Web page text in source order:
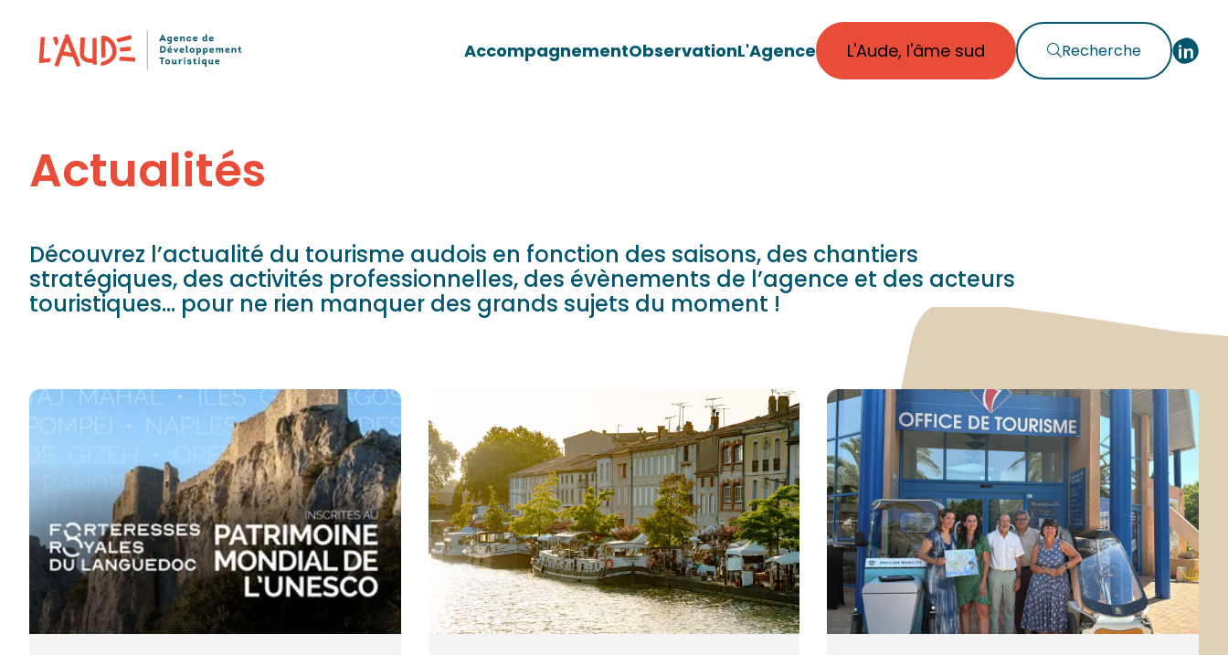
AccompagnementObservationL'Agence L'Aude, l'âme sud Recherche
Actualités
Découvrez l’actualité du tourisme audois en fonction des saisons, des chantiers
stratégiques, des activités professionnelles, des évènements de l’agence et des acteurs
touristiques… pour ne rien manquer des grands sujets du moment !